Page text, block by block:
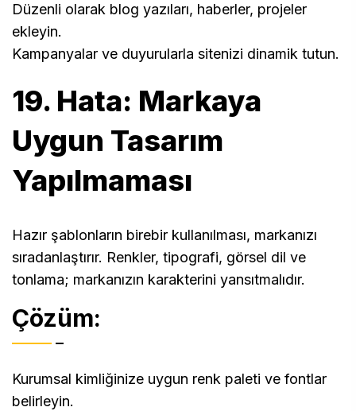
Düzenli olarak blog yazıları, haberler, projeler
ekleyin.
Kampanyalar ve duyurularla sitenizi dinamik tutun.
19. Hata: Markaya
Uygun Tasarım
Yapılmaması
Hazır şablonların birebir kullanılması, markanızı
sıradanlaştırır. Renkler, tipografi, görsel dil ve
tonlama; markanızın karakterini yansıtmalıdır.
Çözüm:
Kurumsal kimliğinize uygun renk paleti ve fontlar
belirleyin.